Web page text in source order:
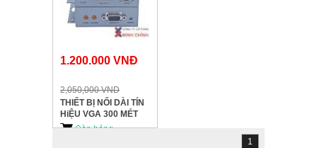
1.200.000 VNĐ
2,050,000 VND
THIẾT BỊ NỐI DÀI TÍN
HiỆU VGA 300 MÉT
(DT-7020B) chuẩn ,giá
1